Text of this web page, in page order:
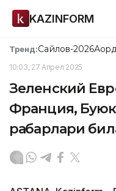
KAZINFORM
Тренд:Сайлов-2026
10:03, 27 Апрел 2025
Зеленский
Франция,
раҳбарлари